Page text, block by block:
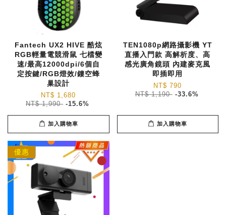
Fantech UX2 HIVE 酷炫
RGB輕量電競滑鼠 七檔變
速/最高12000dpi/6個自
定按鍵/RGB燈效/鏤空蜂
巢設計
NT$ 1,680
NT$ 1,990 -15.6%
加入購物車
TEN1080p網路攝影機 YT
直播入門款 高解析度、高
感光廣角鏡頭 內建麥克風
即插即用
NT$ 790
NT$ 1,190 -33.6%
加入購物車
優惠